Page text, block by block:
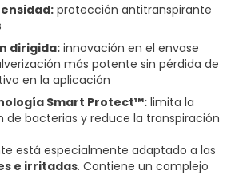
protección antitranspirante
dirigida: innovación en el envase
más potente sin pérdida de
en la aplicación
Smart Protect™: limita la
de bacterias y reduce la transpiración
está especialmente adaptado a las
e irritadas. Contiene un complejo